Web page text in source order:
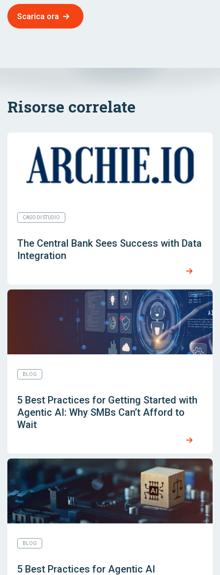
Scarica ora
Risorse correlate
CASO DI STUDIO
The Central Bank Sees Success with Data
Integration
BLOG
5 Best Practices for Getting Started with
Agentic AI: Why SMBs Can’t Afford to
Wait
BLOG
5 Best Practices for Agentic AI